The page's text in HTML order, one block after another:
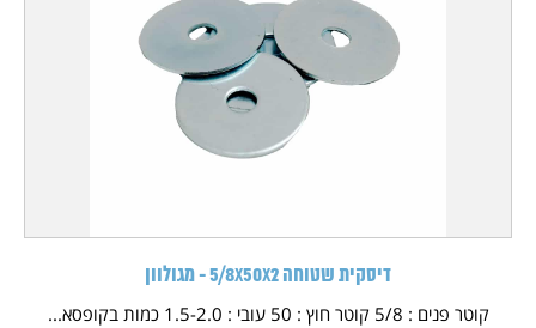
דיסקית שטוחה 5/8X50X2 - מגולוון
קוטר פנים : 5/8 קוטר חוץ : 50 עובי : 1.5-2.0 כמות בקופסא...